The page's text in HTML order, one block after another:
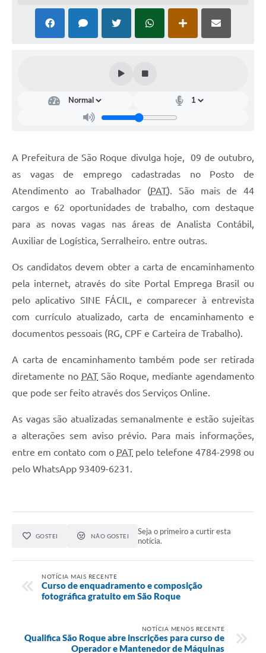
Conselhos Municipais
Consulta Pública: Revisão Plano Diretor
Cronograma coleta de lixo e seletiva
Banco do Povo
Biblioteca
Bancos conveniados e serviços disponíveis
Bolsas de estudo da Escola Cooperativa
Defesa Civil
Divisão de Rendas
Fundo Social
Horários de Ônibus - Jundiá
Inscrições para o Castramóvel
Nota Fiscal de Serviço Eletrônica
PPA - Plano Plurianual 2026 / 2029
A Prefeitura de São Roque divulga hoje, 09 de outubro,
as vagas de emprego cadastradas no Posto de
Atendimento ao Trabalhador (PAT). São mais de 44
cargos e 62 oportunidades de trabalho, com destaque
para as novas vagas nas áreas de Analista Contábil,
Auxiliar de Logística, Serralheiro. entre outras.
Os candidatos devem obter a carta de encaminhamento
pela internet, através do site Portal Emprega Brasil ou
pelo aplicativo SINE FÁCIL, e comparecer à entrevista
com currículo atualizado, carta de encaminhamento e
documentos pessoais (RG, CPF e Carteira de Trabalho).
A carta de encaminhamento também pode ser retirada
diretamente no PAT São Roque, mediante agendamento
que pode ser feito através dos Serviços Online.
As vagas são atualizadas semanalmente e estão sujeitas
a alterações sem aviso prévio. Para mais informações,
entre em contato com o PAT pelo telefone 4784-2998 ou
pelo WhatsApp 93409-6231.
GOSTEI NÃO GOSTEI
Seja o primeiro a curtir esta
notícia.
NOTÍCIA MAIS RECENTE
Curso de enquadramento e composição
fotográfica gratuito em São Roque
NOTÍCIA MENOS RECENTE
Qualifica São Roque abre inscrições para curso de
Operador e Mantenedor de Máquinas